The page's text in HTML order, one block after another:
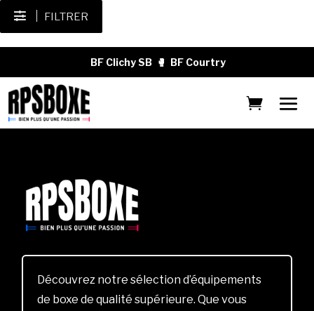
FILTRER
BF Clichy SB 🥊 BF Courtry
Découvrez notre sélection d’équipements
de boxe de qualité supérieure. Que vous